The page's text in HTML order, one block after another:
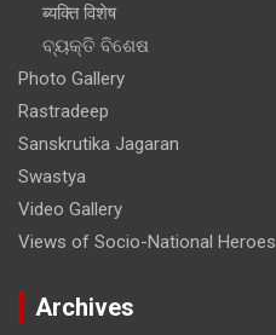
ब्यक्ति विशेष
ବ୍ୟକ୍ତି ବିଶେଷ
Photo Gallery
Rastradeep
Sanskrutika Jagaran
Swastya
Video Gallery
Views of Socio-National Heroes
Archives